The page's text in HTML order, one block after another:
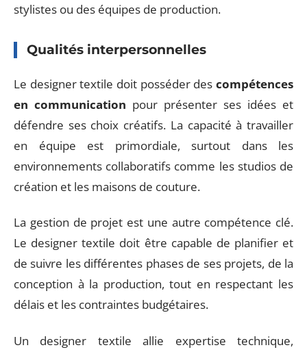
stylistes ou des équipes de production.
Qualités interpersonnelles
Le designer textile doit posséder des compétences
en communication pour présenter ses idées et
défendre ses choix créatifs. La capacité à travailler
en équipe est primordiale, surtout dans les
environnements collaboratifs comme les studios de
création et les maisons de couture.
La gestion de projet est une autre compétence clé.
Le designer textile doit être capable de planifier et
de suivre les différentes phases de ses projets, de la
conception à la production, tout en respectant les
délais et les contraintes budgétaires.
Un designer textile allie expertise technique,